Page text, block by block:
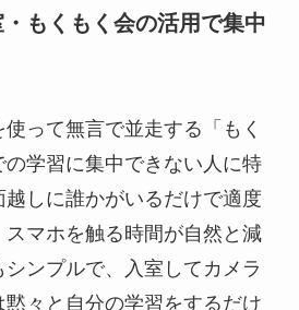
もくもく会の活用で集中
って無言で並走する「もく
の学習に集中できない人に特
しに誰かがいるだけで適度
マホを触る時間が自然と減
シンプルで、入室してカメラ
々と自分の学習をするだけ